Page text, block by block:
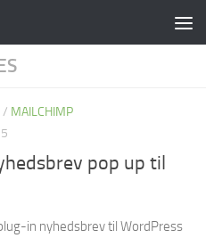
/ MAILCHIMP
pop up til
in nyhedsbrev til WordPress